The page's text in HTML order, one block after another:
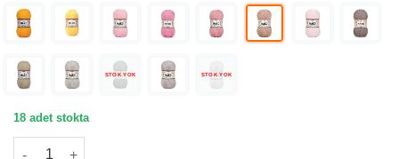
STOK YOK STOK YOK
18 adet stokta
Nako Pırlanta Deniz Kabuğu Örgü İpliği 10722 adet